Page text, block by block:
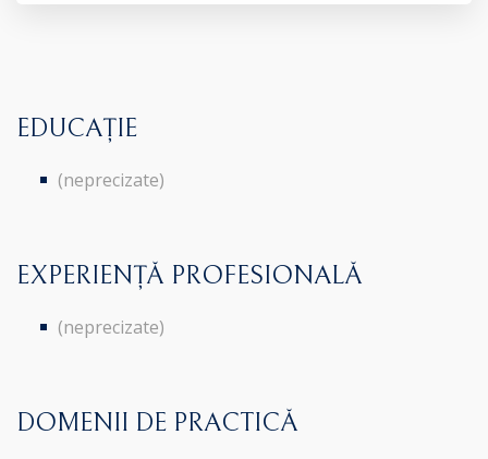
EDUCAȚIE
(neprecizate)
EXPERIENȚĂ PROFESIONALĂ
(neprecizate)
DOMENII DE PRACTICĂ